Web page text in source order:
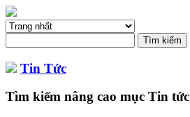
Tin Tức
Tìm kiếm nâng cao mục Tin tức